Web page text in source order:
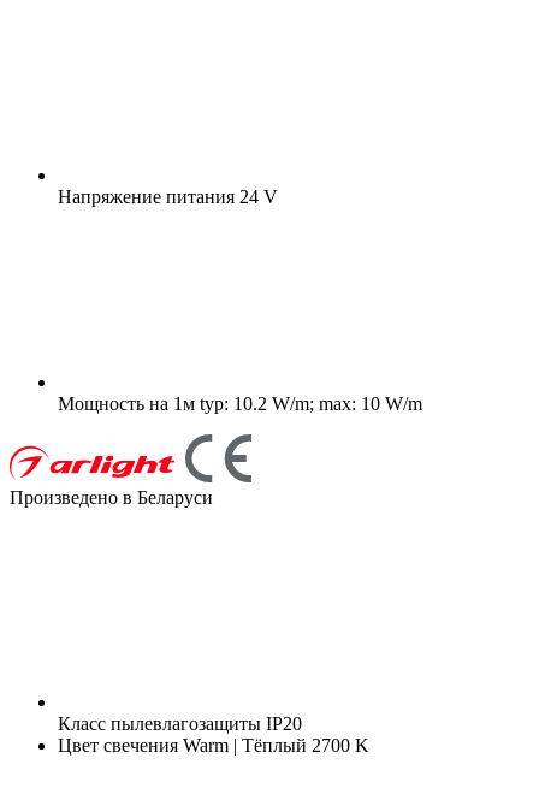
Напряжение питания 24 V
Мощность на 1м typ: 10.2 W/m; max: 10 W/m
Произведено в Беларуси
Класс пылевлагозащиты IP20
Цвет свечения Warm | Тёплый 2700 K